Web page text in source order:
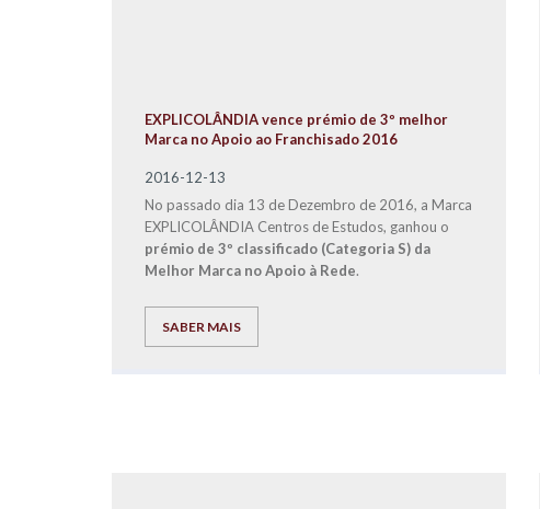
EXPLICOLÂNDIA vence prémio de 3º melhor
Marca no Apoio ao Franchisado 2016
2016-12-13
No passado dia 13 de Dezembro de 2016, a Marca
EXPLICOLÂNDIA Centros de Estudos, ganhou o
prémio de 3º classificado (Categoria S) da
Melhor Marca no Apoio à Rede.
SABER MAIS